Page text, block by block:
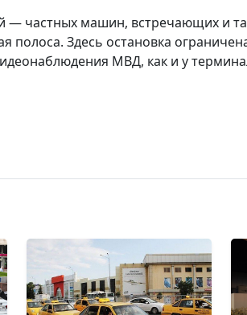
— частных машин, встречающих и
полоса. Здесь остановка
МВД, как и у